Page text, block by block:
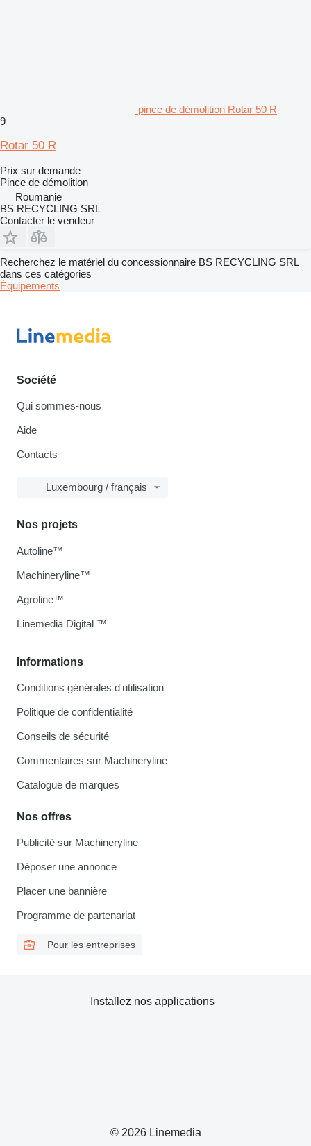
pince de démolition Rotar 50 R
9
Rotar 50 R
Prix sur demande
Pince de démolition
Roumanie
BS RECYCLING SRL
Contacter le vendeur
Recherchez le matériel du concessionnaire BS RECYCLING SRL
dans ces catégories
Équipements
Société
Qui sommes-nous
Aide
Contacts
Luxembourg / français
Informations
Conditions générales d'utilisation
Politique de confidentialité
Conseils de sécurité
Commentaires sur Machineryline
Catalogue de marques
Nos offres
Publicité sur Machineryline
Déposer une annonce
Placer une bannière
Programme de partenariat
Pour les entreprises
Nos projets
Autoline™
Machineryline™
Agroline™
Linemedia Digital ™
© 2026 Linemedia
Installez nos applications